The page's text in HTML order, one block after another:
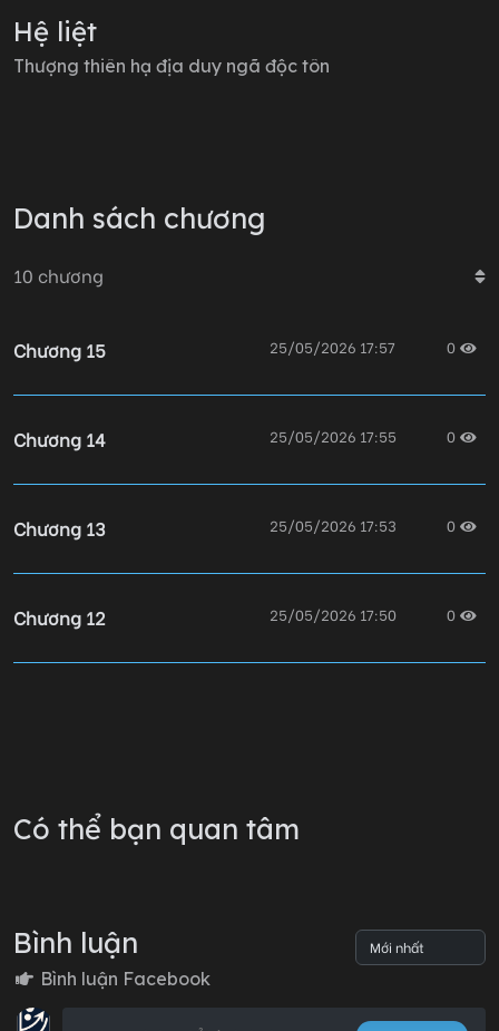
Hệ liệt
Thượng thiên hạ địa duy ngã độc tôn
Danh sách chương
10 chương
Chương 15 25/05/2026 17:57 0
Chương 14 25/05/2026 17:55 0
Chương 13 25/05/2026 17:53 0
Chương 12 25/05/2026 17:50 0
Chương 8 25/05/2026 17:34 0
Có thể bạn quan tâm
Bình luận
Bình luận Facebook